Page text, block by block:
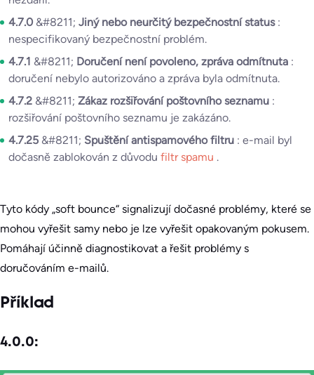
4.7.0 &#8211; Jiný nebo neurčitý bezpečnostní status :
nespecifikovaný bezpečnostní problém.
4.7.1 &#8211; Doručení není povoleno, zpráva odmítnuta :
doručení nebylo autorizováno a zpráva byla odmítnuta.
4.7.2 &#8211; Zákaz rozšiřování poštovního seznamu :
rozšiřování poštovního seznamu je zakázáno.
4.7.25 &#8211; Spuštění antispamového filtru : e-mail byl
dočasně zablokován z důvodu filtr spamu .
Tyto kódy „soft bounce“ signalizují dočasné problémy, které se
mohou vyřešit samy nebo je lze vyřešit opakovaným pokusem.
Pomáhají účinně diagnostikovat a řešit problémy s
doručováním e-mailů.
Příklad
4.0.0: